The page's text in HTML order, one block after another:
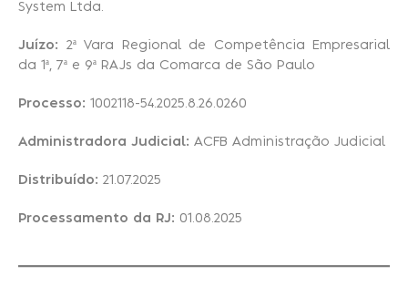
Recuperação Judicial
System Ltda.
Juízo: 2ª Vara Regional de Competência Empresarial
da 1ª, 7ª e 9ª RAJs da Comarca de São Paulo
Processo: 1002118-54.2025.8.26.0260
Administradora Judicial: ACFB Administração Judicial
Distribuído: 21.07.2025
Processamento da RJ: 01.08.2025